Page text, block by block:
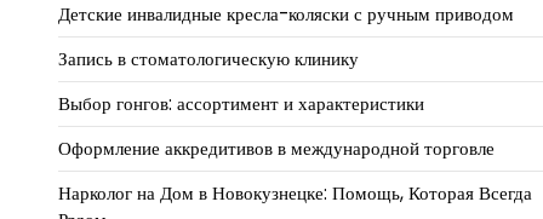
Детские инвалидные кресла-коляски с ручным приводом
Запись в стоматологическую клинику
Выбор гонгов: ассортимент и характеристики
Оформление аккредитивов в международной торговле
Нарколог на Дом в Новокузнецке: Помощь, Которая Всегда